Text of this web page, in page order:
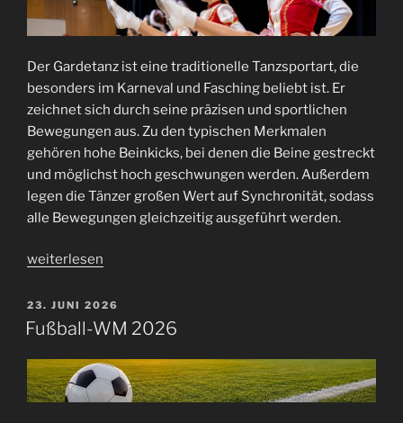
Der Gardetanz ist eine traditionelle Tanzsportart, die
besonders im Karneval und Fasching beliebt ist. Er
zeichnet sich durch seine präzisen und sportlichen
Bewegungen aus. Zu den typischen Merkmalen
gehören hohe Beinkicks, bei denen die Beine gestreckt
und möglichst hoch geschwungen werden. Außerdem
legen die Tänzer großen Wert auf Synchronität, sodass
alle Bewegungen gleichzeitig ausgeführt werden.
„Der
Tanz
Deutschlands“
weiterlesen
VERÖFFENTLICHT
AM
23. JUNI 2026
Fußball-WM 2026